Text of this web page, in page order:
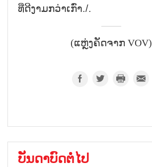
ທີ່ດີງາມກວ່າເກົ່າ./.
(ແຫຼ່ງຄັດຈາກ VOV)
ບັນດາບົດຕໍ່ໄປ